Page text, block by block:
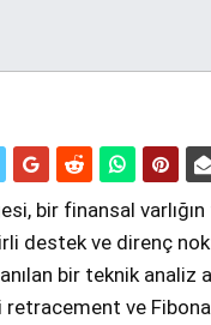
bir finansal
destek ve direnç
bir teknik analiz
retracement ve